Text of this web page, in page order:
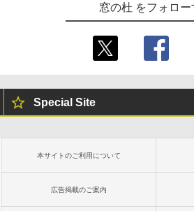
窓の杜 をフォロー
Special Site
本サイトのご利用について
広告掲載のご案内